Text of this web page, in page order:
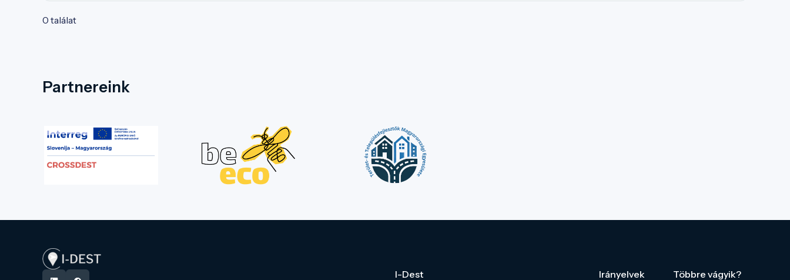
0 találat
Partnereink
I-Dest Irányelvek Többre vágyik?